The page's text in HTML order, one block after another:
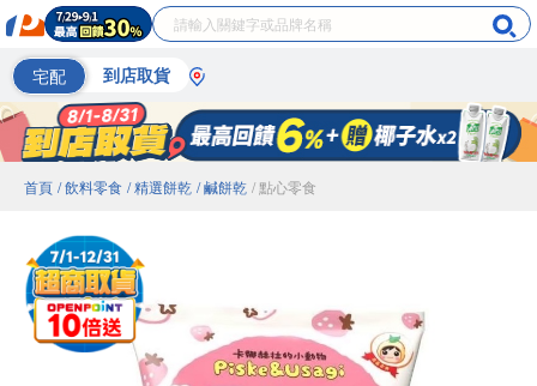
宅配 到店取貨
首頁 / 飲料零食 / 精選餅乾 / 鹹餅乾 / 點心零食